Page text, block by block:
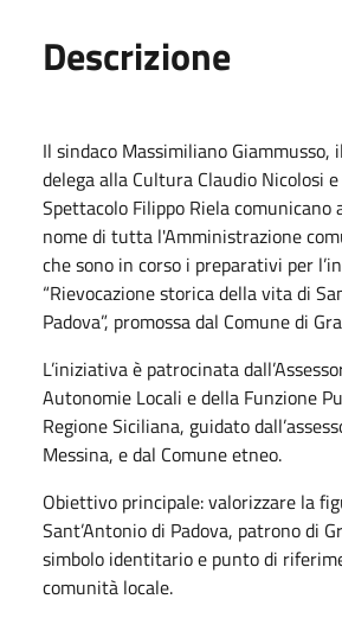
Descrizione
Il sindaco Massimiliano Giammusso,
delega alla Cultura Claudio Nicolosi
Spettacolo Filippo Riela comunicano
nome di tutta l'Amministrazione
che sono in corso i preparativi per
“Rievocazione storica della vita di
Padova”, promossa dal Comune di
L’iniziativa è patrocinata
Autonomie Locali e della Funzione
Regione Siciliana, guidato
Messina, e dal Comune etneo.
Obiettivo principale: valorizzare la
Sant’Antonio di Padova, patrono di
simbolo identitario e punto di
comunità locale.